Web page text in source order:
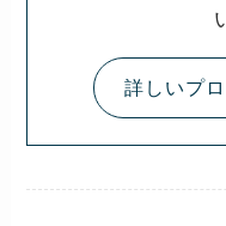
詳しいプ